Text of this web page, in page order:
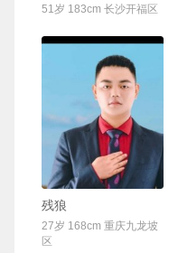
51岁 183cm 长沙开福区
残狼
27岁 168cm 重庆九龙坡
区